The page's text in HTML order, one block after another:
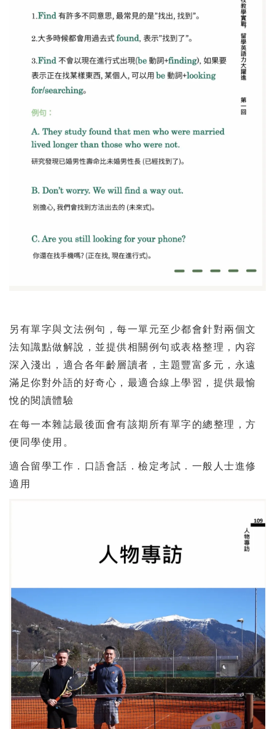
另有單字與文法例句，每一單元至少都會針對兩個文
法知識點做解說，並提供相關例句或表格整理，內容
深入淺出，適合各年齡層讀者，主題豐富多元，永遠
滿足你對外語的好奇心，最適合線上學習，提供最愉
悅的閱讀體驗
在每一本雜誌最後面會有該期所有單字的總整理，方
便同學使用。
適合留學工作．口語會話．檢定考試．一般人士進修
適用